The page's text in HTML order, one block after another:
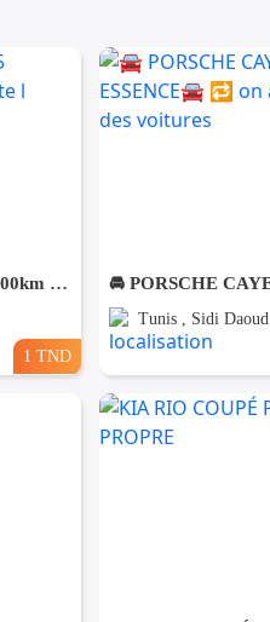
⛔️Mercedes🇩🇪GLC300e 2025 8000km 4matic⛔️ 🔁 on accepte l échange des voitures
1 TND
Tunis , Sidi Daoud